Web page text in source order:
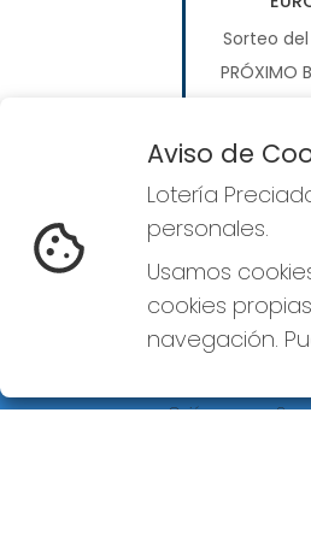
Sorteo
PRÓXIMO
JUGAR
LOTERÍA
¿Quiénes somos?
Aviso de
Lotería
personales.
Usamos
cookies
navegación.